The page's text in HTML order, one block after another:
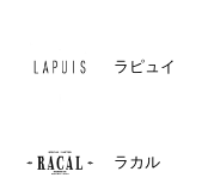
ラピュイ
ラカル